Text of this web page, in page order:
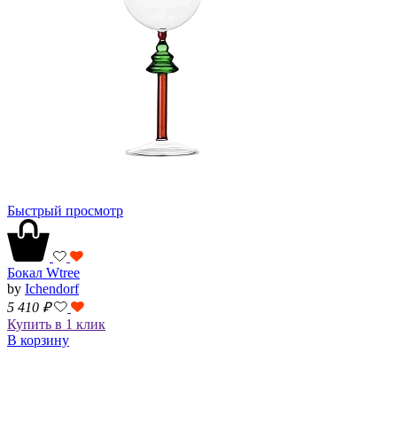
Быстрый просмотр
Бокал Wtree
by Ichendorf
5 410 ₽
Купить в 1 клик
В корзину